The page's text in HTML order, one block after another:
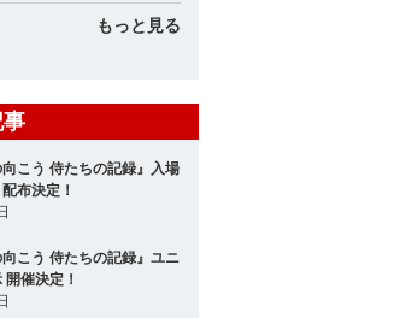
もっと見る
事
こう 侍たちの記録』入場
布決定！
こう 侍たちの記録』ユニ
催決定！